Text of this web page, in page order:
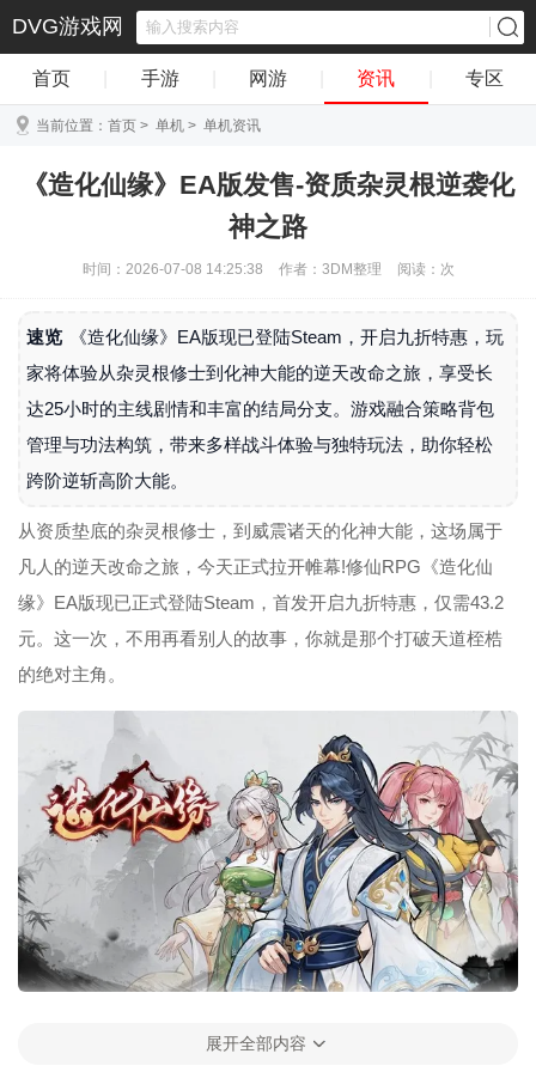
DVG游戏网
首页 手游 网游 资讯 专区
当前位置： 首页 > 单机 > 单机资讯
《造化仙缘》EA版发售-资质杂灵根逆袭化
神之路
时间：2026-07-08 14:25:38 作者：3DM整理 阅读： 次
速览
《造化仙缘》EA版现已登陆Steam，开启九折特惠，玩
家将体验从杂灵根修士到化神大能的逆天改命之旅，享受长
达25小时的主线剧情和丰富的结局分支。游戏融合策略背包
管理与功法构筑，带来多样战斗体验与独特玩法，助你轻松
跨阶逆斩高阶大能。
从资质垫底的杂灵根修士，到威震诸天的化神大能，这场属于
凡人的逆天改命之旅，今天正式拉开帷幕!修仙RPG《造化仙
缘》EA版现已正式登陆Steam，首发开启九折特惠，仅需43.2
元。这一次，不用再看别人的故事，你就是那个打破天道桎梏
的绝对主角。
展开全部内容